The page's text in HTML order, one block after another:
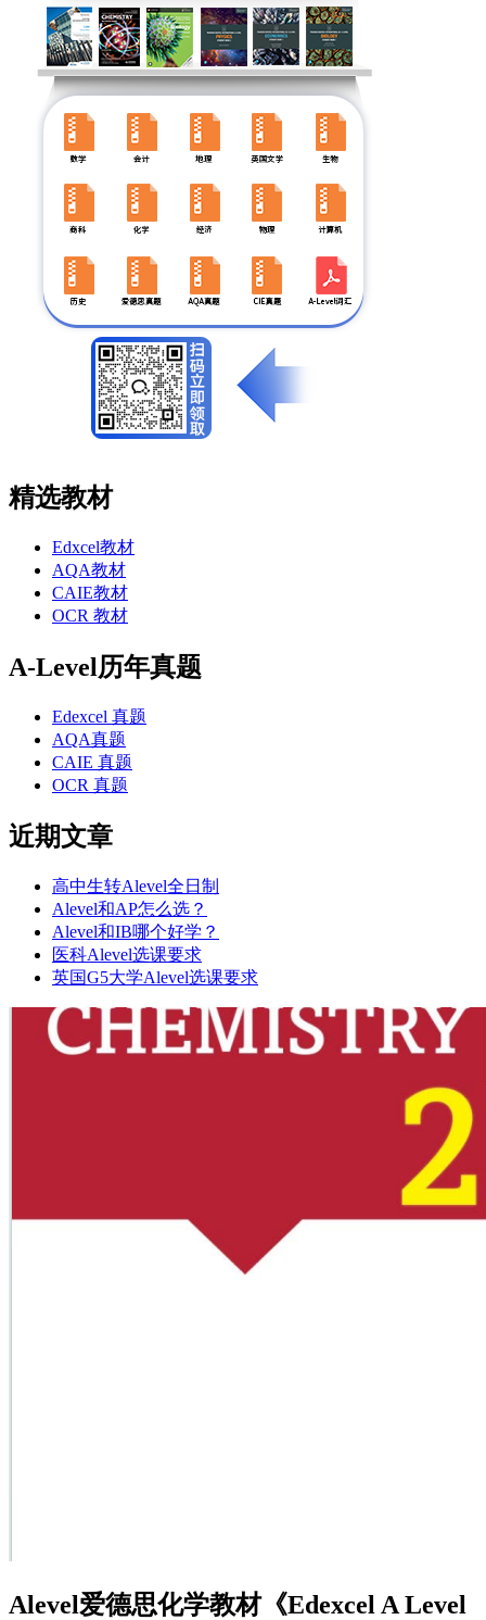
精选教材
Edxcel教材
AQA教材
CAIE教材
OCR 教材
A-Level历年真题
Edexcel 真题
AQA真题
CAIE 真题
OCR 真题
近期文章
高中生转Alevel全日制
Alevel和AP怎么选？
Alevel和IB哪个好学？
医科Alevel选课要求
英国G5大学Alevel选课要求
Alevel爱德思化学教材《Edexcel A Level